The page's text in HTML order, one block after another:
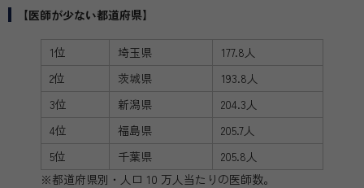
【医師が少ない都道府県】
1位 埼玉県
177.8人
2位
茨城県
193.8人
3位
新潟県
204.3人
4位
福島県
205.7人
5位
千葉県
205.8人
※都道府県別・人口 10 万人当たりの医師数。